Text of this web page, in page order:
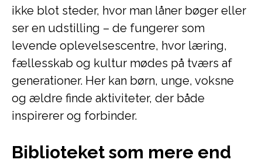
ikke blot steder, hvor man låner bøger eller
ser en udstilling – de fungerer som
levende oplevelsescentre, hvor læring,
fællesskab og kultur mødes på tværs af
generationer. Her kan børn, unge, voksne
og ældre finde aktiviteter, der både
inspirerer og forbinder.
Biblioteket som mere end